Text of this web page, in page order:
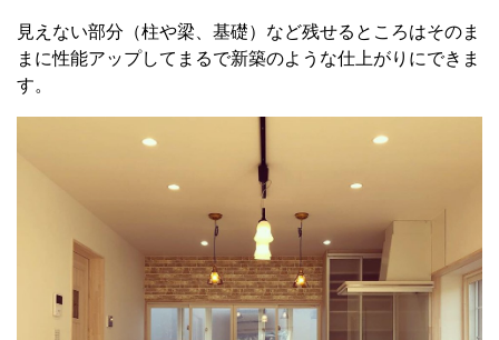
見えない部分（柱や梁、基礎）など残せるところはそのま
まに性能アップしてまるで新築のような仕上がりにできま
す。